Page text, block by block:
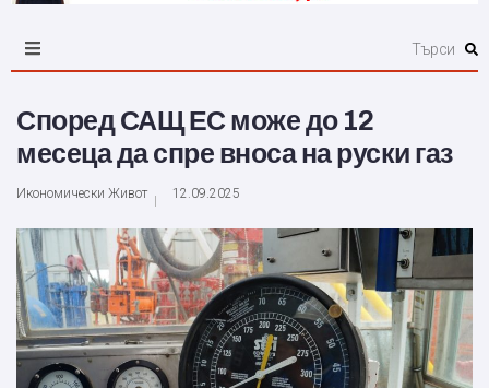
Според САЩ ЕС може до 12
месеца да спре вноса на руски газ
Икономически Живот 12.09.2025